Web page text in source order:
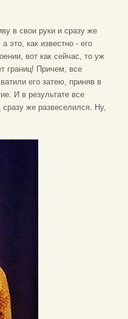
в свои руки и сразу же
это, как известно - его
вот как сейчас, то уж
границ! Причем, все
его затею, приняв в
И в результате все
сразу же развеселился. Ну,